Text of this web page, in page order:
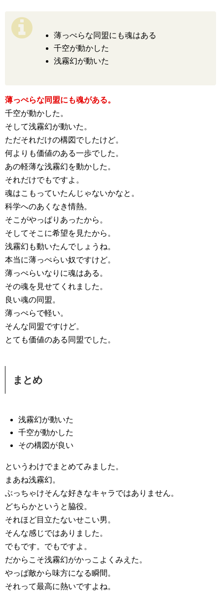
薄っぺらな同盟にも魂はある
千空が動かした
浅霧幻が動いた
薄っぺらな同盟にも魂がある。
千空が動かした。
そして浅霧幻が動いた。
ただそれだけの構図でしたけど。
何よりも価値のある一歩でした。
あの軽薄な浅霧幻を動かした。
それだけでもですよ。
魂はこもっていたんじゃないかなと。
科学へのあくなき情熱。
そこがやっぱりあったから。
そしてそこに希望を見たから。
浅霧幻も動いたんでしょうね。
本当に薄っぺらい奴ですけど。
薄っぺらいなりに魂はある。
その魂を見せてくれました。
良い魂の同盟。
薄っぺらで軽い。
そんな同盟ですけど。
とても価値のある同盟でした。
まとめ
浅霧幻が動いた
千空が動かした
その構図が良い
というわけでまとめてみました。
まあね浅霧幻。
ぶっちゃけそんな好きなキャラではありません。
どちらかというと脇役。
それほど目立たないせこい男。
そんな感じではありました。
でもです。でもですよ。
だからこそ浅霧幻がかっこよくみえた。
やっぱ敵から味方になる瞬間。
それって最高に熱いですよね。